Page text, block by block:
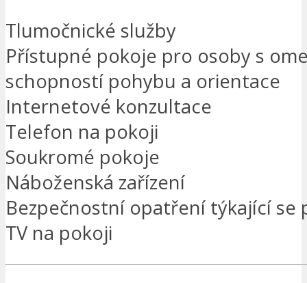
Tlumočnické služby
Přístupné pokoje pro osoby s
schopností pohybu a orientace
Internetové konzultace
Telefon na pokoji
Soukromé pokoje
Náboženská zařízení
Bezpečnostní opatření týkající se
TV na pokoji